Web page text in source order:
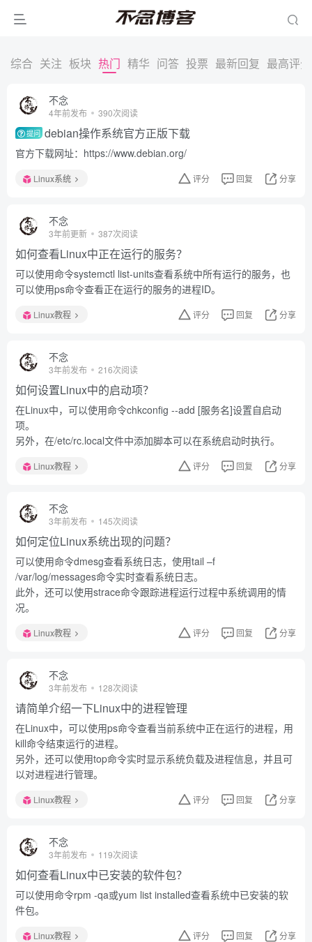
综合 关注 板块 热门 精华 问答 投票 最新回复 最高评分
不念
4年前发布 390次阅读
提问 debian操作系统官方正版下载
官方下载网址：https://www.debian.org/
Linux系统 评分 回复 分享
不念
3年前更新 387次阅读
如何查看Linux中正在运行的服务？
可以使用命令systemctl list-units查看系统中所有运行的服务，也
可以使用ps命令查看正在运行的服务的进程ID。
Linux教程 评分 回复 分享
不念
3年前发布 216次阅读
如何设置Linux中的启动项？
在Linux中，可以使用命令chkconfig --add [服务名]设置自启动
项。
另外，在/etc/rc.local文件中添加脚本可以在系统启动时执行。
Linux教程 评分 回复 分享
不念
3年前发布 145次阅读
如何定位Linux系统出现的问题？
可以使用命令dmesg查看系统日志，使用tail –f
/var/log/messages命令实时查看系统日志。
此外，还可以使用strace命令跟踪进程运行过程中系统调用的情
况。
Linux教程 评分 回复 分享
不念
3年前发布 128次阅读
请简单介绍一下Linux中的进程管理
在Linux中，可以使用ps命令查看当前系统中正在运行的进程，用
kill命令结束运行的进程。
另外，还可以使用top命令实时显示系统负载及进程信息，并且可
以对进程进行管理。
Linux教程 评分 回复 分享
不念
3年前发布 119次阅读
如何查看Linux中已安装的软件包？
可以使用命令rpm -qa或yum list installed查看系统中已安装的软
件包。
Linux教程 评分 回复 分享